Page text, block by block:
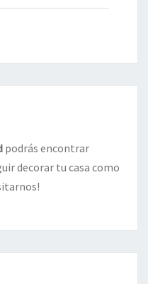
podrás encontrar
decorar tu casa como